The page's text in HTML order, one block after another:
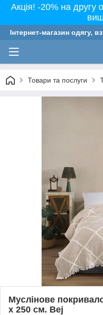
Акція! -20% на другу
Інтернет-магазин одягу,
Товари та послуги
Муслінове
х 250 см. Bej